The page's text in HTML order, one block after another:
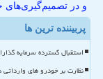
و در تصمیم‌گیری‌های
پربیننده ترین ها
استقبال گسترده سرمایه
نظارت بر خودرو های